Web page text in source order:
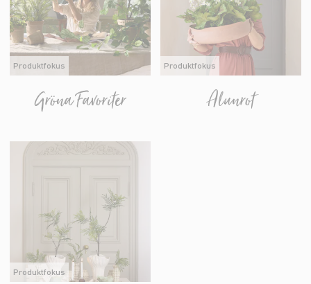
Produktfokus
Gröna Favoriter
Produktfokus
Alunrot
Produktfokus